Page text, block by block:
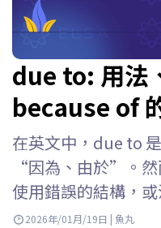
due to: 用法
because of
在英文中，due to
“因為、由於”。
使用錯誤的結構，
的用法。ELSA
2026年/01月/19日 | 魚丸